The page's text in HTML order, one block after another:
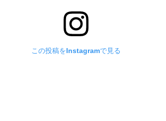
この投稿をInstagramで見る